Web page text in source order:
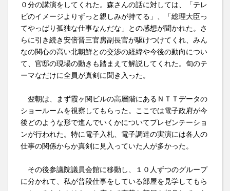
０分の講演をしてくれた。森さんの話に対しては、「テレ
ビのイメージよりずっと親しみが持てる」、「総理大臣っ
てやっぱり孤独な仕事なんだな」との感想が聞かれた。さ
らに引き続き安倍晋三官房副長官が駆けつけてくれ、みん
なの関心の高い北朝鮮との交渉の経緯や今後の動向につい
て、官邸の現場の動きも踏まえて解説してくれた。旬のテ
ーマなだけに全員が真剣に聞き入った。
翌朝は、まず霞ヶ関ビルの高層階にあるＮＴＴデータの
ショールームを視察してもらった。ここでは電子政府が今
後どのような形で進んでいくかについてプレゼンテーショ
ンが行われた。特に電子入札、電子調達の実演には各人の
仕事の関係からか真剣に見入っていた人が多かった。
その後参議院議員会館に移動し、１０人ずつのグループ
に分かれて、私が普段仕事をしている部屋を見学してもら